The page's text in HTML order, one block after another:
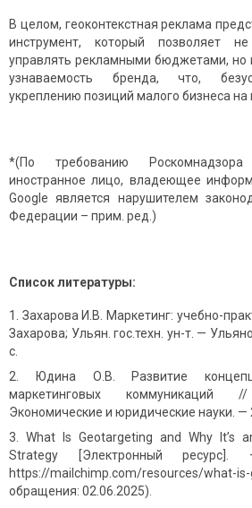
В целом, геоконтекстная реклама
инструмент, который позволяет
управлять рекламными бюджетами, но
узнаваемость бренда, что,
укреплению позиций малого бизнеса на
*(По требованию
иностранное лицо, владеющее
Google является нарушителем
Федерации – прим. ред.)
Список литературы:
Захарова И.В. Маркетинг: учебно-
Захарова; Ульян. гос.техн. ун-т. —
с.
Юдина О.В. Развитие
маркетинговых коммуникаций
Экономические и юридические науки. —
What Is Geotargeting and Why It’s
Strategy [Электронный
https://mailchimp.com/resources/
обращения: 02.06.2025).